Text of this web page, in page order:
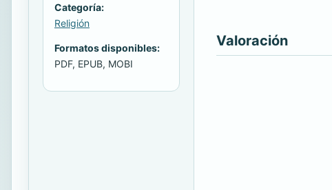
Categoría:
Religión
Formatos disponibles:
PDF, EPUB, MOBI
Valoración